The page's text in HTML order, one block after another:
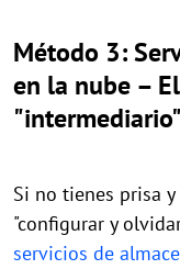
Método 3:
en la nube –
"intermediario"
Si no tienes prisa
"configurar y
servicios de